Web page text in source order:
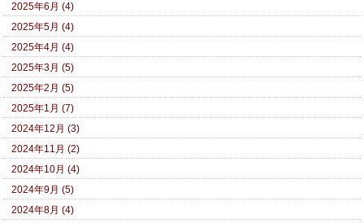
2025年6月 (4)
2025年5月 (4)
2025年4月 (4)
2025年3月 (5)
2025年2月 (5)
2025年1月 (7)
2024年12月 (3)
2024年11月 (2)
2024年10月 (4)
2024年9月 (5)
2024年8月 (4)